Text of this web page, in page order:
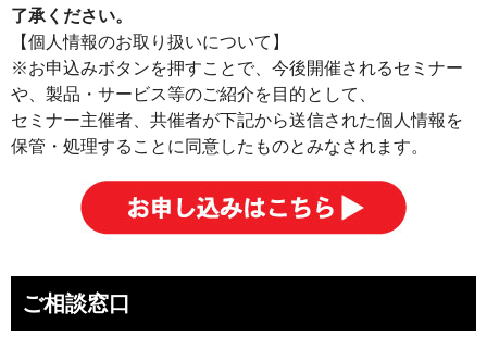
了承ください。
【個人情報のお取り扱いについて】
※お申込みボタンを押すことで、今後開催されるセミナー
や、製品・サービス等のご紹介を目的として、
セミナー主催者、共催者が下記から送信された個人情報を
保管・処理することに同意したものとみなされます。
ご相談窓口